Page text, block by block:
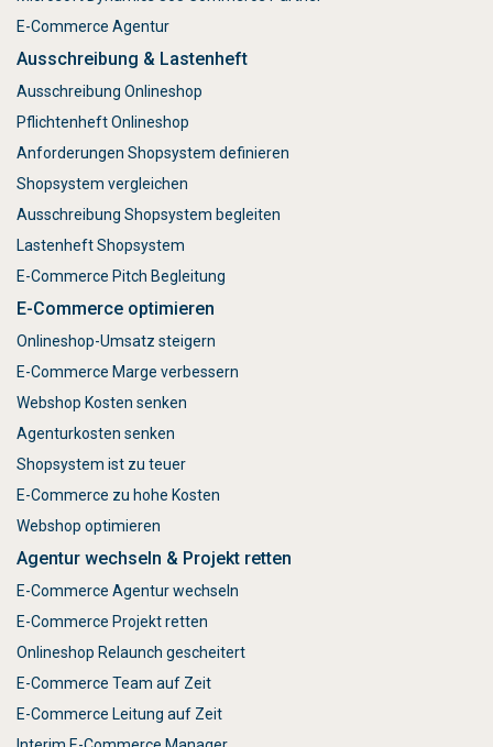
E-Commerce Agentur
Ausschreibung & Lastenheft
Ausschreibung Onlineshop
Pflichtenheft Onlineshop
Anforderungen Shopsystem definieren
Shopsystem vergleichen
Ausschreibung Shopsystem begleiten
Lastenheft Shopsystem
E-Commerce Pitch Begleitung
E-Commerce optimieren
Onlineshop-Umsatz steigern
E-Commerce Marge verbessern
Webshop Kosten senken
Agenturkosten senken
Shopsystem ist zu teuer
E-Commerce zu hohe Kosten
Webshop optimieren
Agentur wechseln & Projekt retten
E-Commerce Agentur wechseln
E-Commerce Projekt retten
Onlineshop Relaunch gescheitert
E-Commerce Team auf Zeit
E-Commerce Leitung auf Zeit